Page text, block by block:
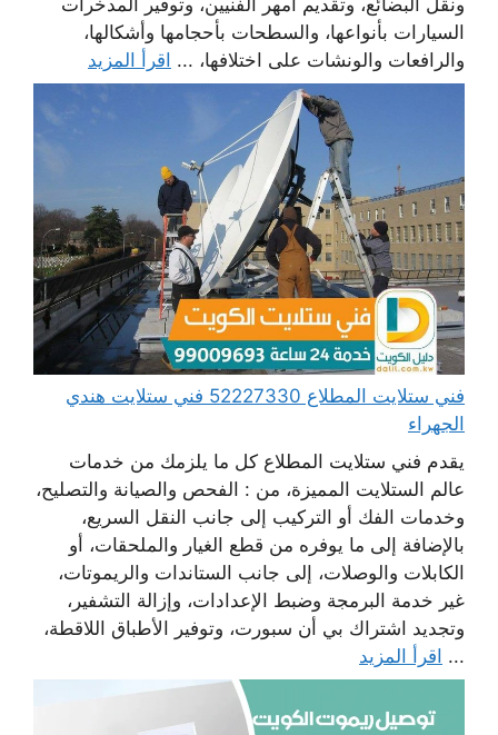
السيارات بأنواعها، والسطحات بأحجامها وأشكالها،
والرافعات والونشات على اختلافها، ... اقرأ المزيد
فني ستلايت المطلاع 52227330 فني ستلايت هندي
الجهراء
يقدم فني ستلايت المطلاع كل ما يلزمك من خدمات
عالم الستلايت المميزة، من : الفحص والصيانة والتصليح،
وخدمات الفك أو التركيب إلى جانب النقل السريع،
بالإضافة إلى ما يوفره من قطع الغيار والملحقات، أو
الكابلات والوصلات، إلى جانب الستاندات والريموتات،
غير خدمة البرمجة وضبط الإعدادات، وإزالة التشفير،
وتجديد اشتراك بي أن سبورت، وتوفير الأطباق اللاقطة،
... اقرأ المزيد